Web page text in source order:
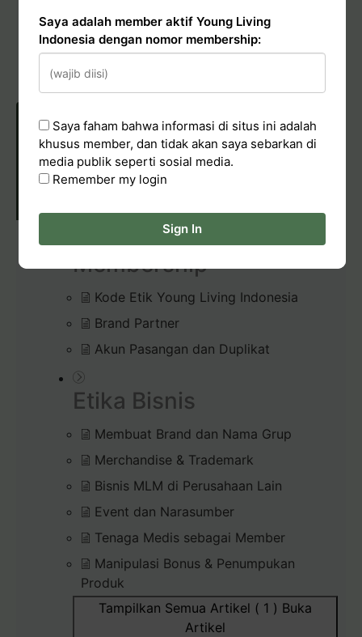
Conduct & Report
Hadiah Starter Kit (bundle kit)
Pelaporan Pelanggaran
POLICIES & CONDUCT
Membership
Kode Etik Young Living Indonesia
Brand Partner
Akun Pasangan dan Duplikat
Etika Bisnis
Membuat Brand dan Nama Grup
Merchandise & Trademark
Bisnis MLM di Perusahaan Lain
Event dan Narasumber
Tenaga Medis sebagai Member
Manipulasi Bonus & Penumpukan
Produk
Tampilkan Semua Artikel ( 1 ) Buka
Artikel
Saya adalah member aktif Young Living
Indonesia dengan nomor membership:
Saya faham bahwa informasi di situs ini adalah
khusus member, dan tidak akan saya sebarkan di
media publik seperti sosial media.
Remember my login
Sign In